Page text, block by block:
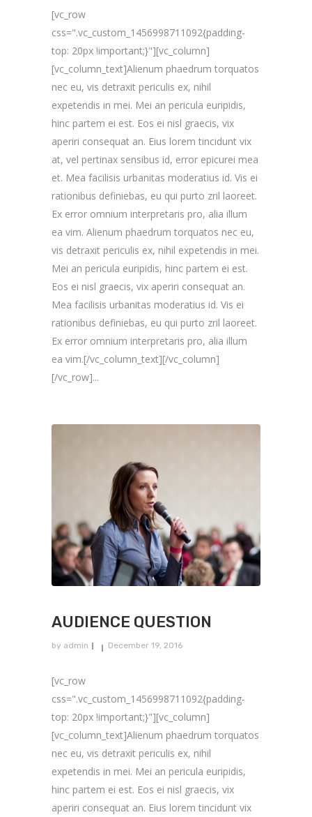
[vc_row
css=".vc_custom_1456998711092{padding-
top: 20px !important;}"][vc_column]
[vc_column_text]Alienum phaedrum torquatos
nec eu, vis detraxit periculis ex, nihil
expetendis in mei. Mei an pericula euripidis,
hinc partem ei est. Eos ei nisl graecis, vix
aperiri consequat an. Eius lorem tincidunt vix
at, vel pertinax sensibus id, error epicurei mea
et. Mea facilisis urbanitas moderatius id. Vis ei
rationibus definiebas, eu qui purto zril laoreet.
Ex error omnium interpretaris pro, alia illum
ea vim. Alienum phaedrum torquatos nec eu,
vis detraxit periculis ex, nihil expetendis in mei.
Mei an pericula euripidis, hinc partem ei est.
Eos ei nisl graecis, vix aperiri consequat an.
Mea facilisis urbanitas moderatius id. Vis ei
rationibus definiebas, eu qui purto zril laoreet.
Ex error omnium interpretaris pro, alia illum
ea vim.[/vc_column_text][/vc_column]
[/vc_row]...
AUDIENCE QUESTION
by admin December 19, 2016
[vc_row
css=".vc_custom_1456998711092{padding-
top: 20px !important;}"][vc_column]
[vc_column_text]Alienum phaedrum torquatos
nec eu, vis detraxit periculis ex, nihil
expetendis in mei. Mei an pericula euripidis,
hinc partem ei est. Eos ei nisl graecis, vix
aperiri consequat an. Eius lorem tincidunt vix